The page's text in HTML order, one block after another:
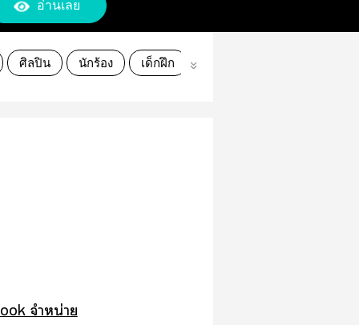
อ่านเลย
ศิลปิน นักร้อง เด็กฝึก
จำหน่าย